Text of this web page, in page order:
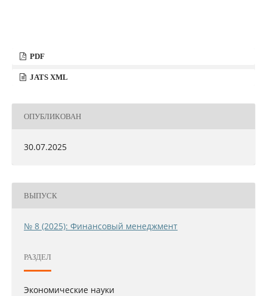
PDF
JATS XML
ОПУБЛИКОВАН
30.07.2025
ВЫПУСК
№ 8 (2025): Финансовый менеджмент
РАЗДЕЛ
Экономические науки